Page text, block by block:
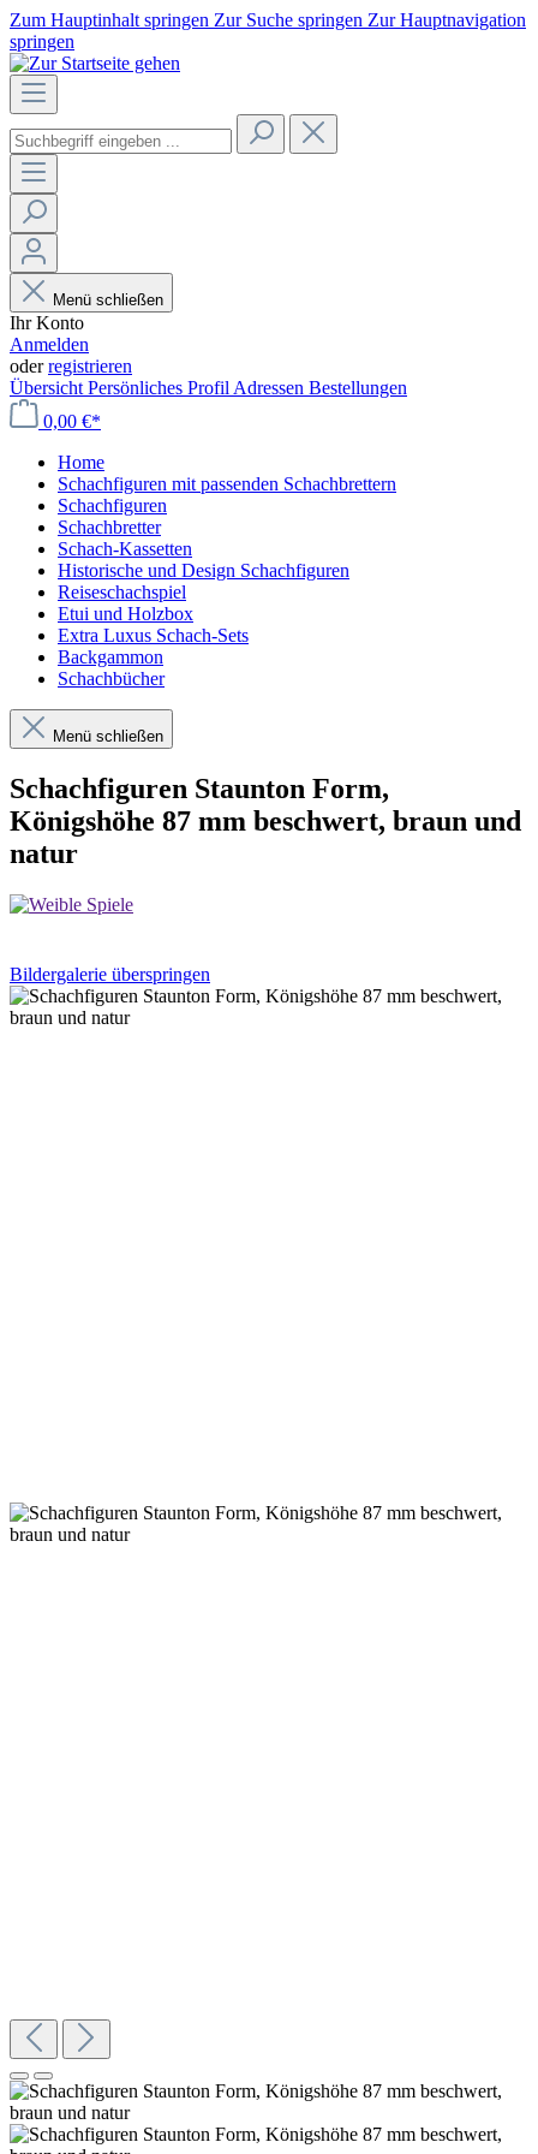
Zum Hauptinhalt springen Zur Suche springen Zur Hauptnavigation
springen
Menü schließen
Ihr Konto
Anmelden
oderregistrieren
Übersicht Persönliches Profil Adressen Bestellungen
0,00 €*
Home
Schachfiguren mit passenden Schachbrettern
Schachfiguren
Schachbretter
Schach-Kassetten
Historische und Design Schachfiguren
Reiseschachspiel
Etui und Holzbox
Extra Luxus Schach-Sets
Backgammon
Schachbücher
Menü schließen
Schachfiguren Staunton Form,
Königshöhe 87 mm beschwert, braun und
natur
Bildergalerie überspringen